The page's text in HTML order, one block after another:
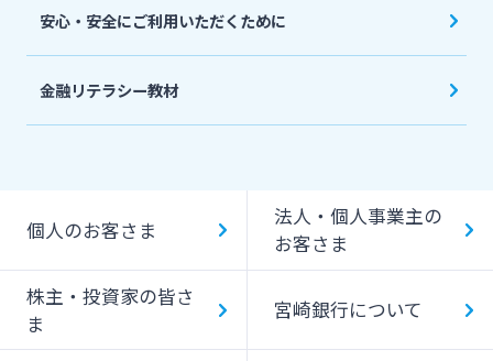
安心・安全にご利用いただくために
金融リテラシー教材
個人のお客さま
法人・個人事業主の
お客さま
株主・投資家の皆さ
ま
宮崎銀行について